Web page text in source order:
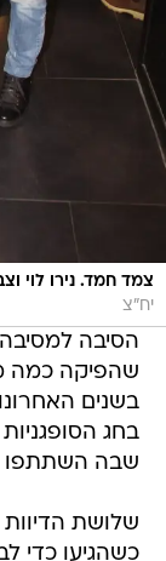
צמד חמד. נירו לוי
יח"צ
הסיבה
שהפיקה כמה
בשנים
שבה השתתפו
שלושת
כשהגיעו כדי